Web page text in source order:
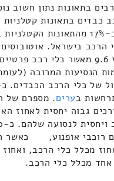
בתאונות נתון חשוב
כבדים בתאונות
מעורבות בכ-17% מהתאונות
רק 2.3% מכלי הרכב בישראל.
בתאונות קטלניות פי 9.6 מאשר כלי
הנסיעות המרובה
בערים. מספרם של
גבוה יחסית לאחוז
רוכבי אופנוע, כאשר
מכלל כלי הרכב, ואחוז
מכלל כלי הרכב.